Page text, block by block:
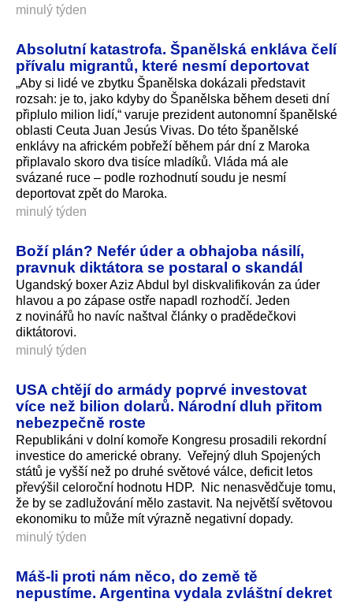
minulý týden
Absolutní katastrofa. Španělská enkláva čelí
přívalu migrantů, které nesmí deportovat
„Aby si lidé ve zbytku Španělska dokázali představit
rozsah: je to, jako kdyby do Španělska během deseti dní
připlulo milion lidí,“ varuje prezident autonomní španělské
oblasti Ceuta Juan Jesús Vivas. Do této španělské
enklávy na africkém pobřeží během pár dní z Maroka
připlavalo skoro dva tisíce mladíků. Vláda má ale
svázané ruce – podle rozhodnutí soudu je nesmí
deportovat zpět do Maroka.
minulý týden
Boží plán? Nefér úder a obhajoba násilí,
pravnuk diktátora se postaral o skandál
Ugandský boxer Aziz Abdul byl diskvalifikován za úder
hlavou a po zápase ostře napadl rozhodčí. Jeden
z novinářů ho navíc naštval články o pradědečkovi
diktátorovi.
minulý týden
USA chtějí do armády poprvé investovat
více než bilion dolarů. Národní dluh přitom
nebezpečně roste
Republikáni v dolní komoře Kongresu prosadili rekordní
investice do americké obrany. Veřejný dluh Spojených
států je vyšší než po druhé světové válce, deficit letos
převýšil celoroční hodnotu HDP. Nic nenasvědčuje tomu,
že by se zadlužování mělo zastavit. Na největší světovou
ekonomiku to může mít výrazně negativní dopady.
minulý týden
Máš-li proti nám něco, do země tě
nepustíme. Argentina vydala zvláštní dekret